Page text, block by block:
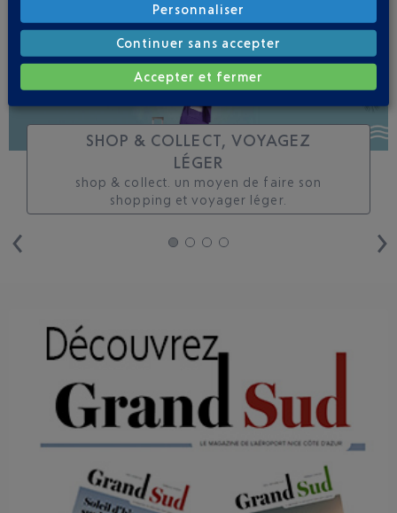
SHOP & COLLECT, VOYAGEZ
LÉGER
shop & collect. un moyen de faire son
shopping et voyager léger.
Personnaliser
Continuer sans accepter
Accepter et fermer